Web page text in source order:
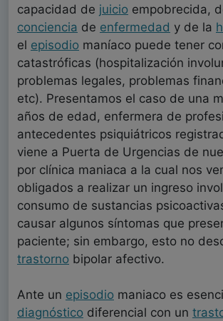
capacidad de juicio empobrecida,
conciencia de enfermedad y de la
el episodio maníaco puede tener
catastróficas (hospitalización
problemas legales, problemas
etc). Presentamos el caso de una
años de edad, enfermera de
antecedentes psiquiátricos
viene a Puerta de Urgencias de
por clínica maniaca a la cual nos
obligados a realizar un ingreso
consumo de sustancias
causar algunos síntomas que
paciente; sin embargo, esto no
trastorno bipolar afectivo.
Ante un episodio maniaco es
diagnóstico diferencial con un